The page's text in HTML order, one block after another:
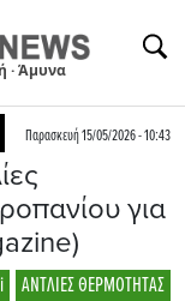
· Άμυνα
Παρασκευή 15/05/2026 - 10:43
για
ΑΝΤΛΙΕΣ ΘΕΡΜΟΤΗΤΑΣ